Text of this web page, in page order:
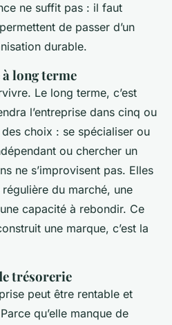
ne suffit pas : il faut
de passer d’un
durable.
long terme
Le long terme, c’est
l’entreprise dans cinq ou
choix : se spécialiser ou
ou chercher un
ne s’improvisent pas. Elles
du marché, une
capacité à rebondir. Ce
une marque, c’est la
trésorerie
peut être rentable et
qu’elle manque de